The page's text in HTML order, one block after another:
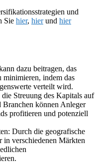
und
Sie hier, hierund hier
dazu beitragen, das
indem das
verteilt wird.
Streuung des Kapitals auf
Branchen können Anleger
profitieren und potenziell
Durch die geografische
verschiedenen Märkten